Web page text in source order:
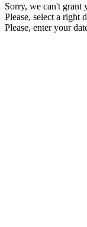
Sorry, we can't grant
Please, select a right
Please, enter your